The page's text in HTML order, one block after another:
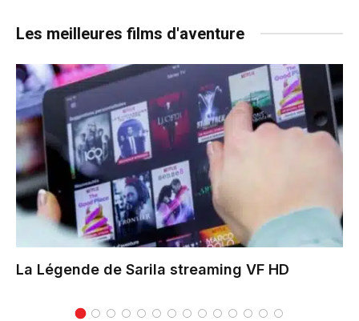
Les meilleures films d'aventure
La Légende de Sarila streaming VF HD